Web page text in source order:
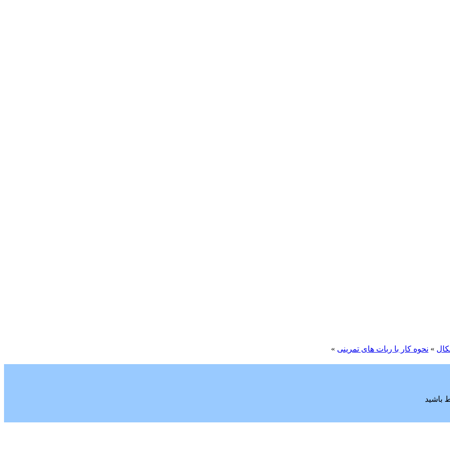
» نحوه کار با ربات های تمرینی »
باشید